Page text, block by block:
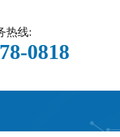
热线:
0818